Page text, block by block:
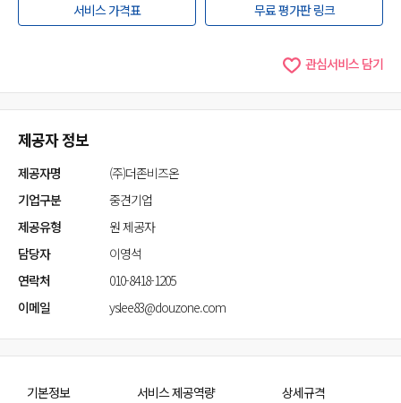
서비스 가격표 무료 평가판 링크
관심서비스 담기
제공자 정보
제공자명
(주)더존비즈온
기업구분
중견기업
제공유형
원 제공자
담당자
이영석
연락처
010-8418-1205
이메일
yslee83@douzone.com
기본정보 서비스 제공역량 상세규격